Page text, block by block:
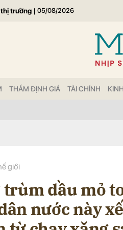
trường | 05/08/2026
THẨM ĐỊNH GIÁ TÀI CHÍNH
giới
trùm dầu mỏ
nước này
Gửi bình luận